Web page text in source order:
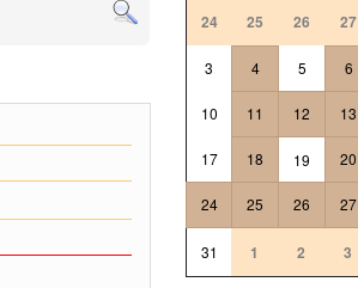
24
25 26 27
3 4 5 6
10 11 12 13
17 18 19 20
24 25 26 27
31 1 2 3